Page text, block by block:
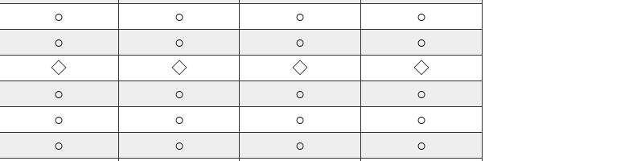
○ ○ ○ ○
○ ○ ○ ○
◇ ◇ ◇ ◇
○ ○ ○ ○
○ ○ ○ ○
○ ○ ○ ○